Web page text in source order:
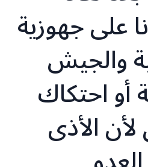
على جهوزية
والجيش
أو احتكاك
الأذى